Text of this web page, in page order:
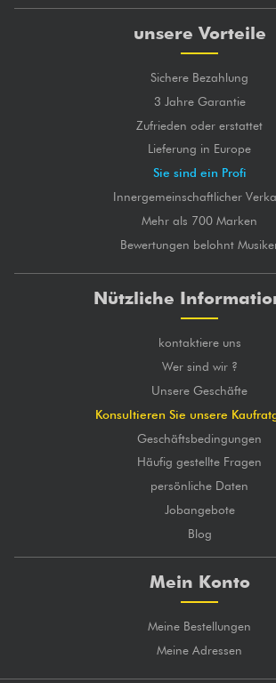
unsere Vorteile
Sichere Bezahlung
3 Jahre Garantie
Zufrieden oder erstattet
Lieferung in Europe
Sie sind ein Profi
Innergemeinschaftlicher
Mehr als 700 Marken
Bewertungen belohnt
Nützliche
kontaktiere uns
Wer sind wir ?
Unsere Geschäfte
Konsultieren Sie unsere
Geschäftsbedingungen
Häufig gestellte Fragen
persönliche Daten
Jobangebote
Blog
Mein Konto
Meine Bestellungen
Meine Adressen